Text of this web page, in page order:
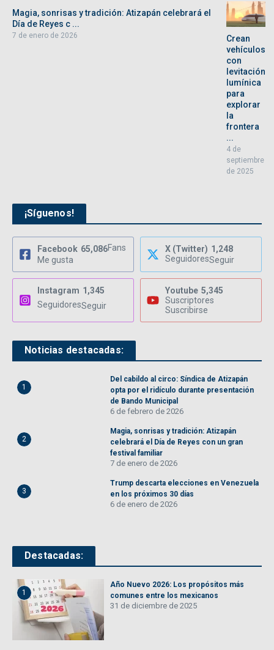
Magia, sonrisas y tradición: Atizapán celebrará el
Día de Reyes c ...
7 de enero de 2026
Crean
vehículos
con
levitación
lumínica
para
explorar
la
frontera
...
4 de
septiembre
de 2025
¡Síguenos!
Facebook 65,086Fans
Me gusta
X (Twitter) 1,248
SeguidoresSeguir
Instagram 1,345
SeguidoresSeguir
Youtube 5,345
Suscriptores
Suscribirse
Noticias destacadas:
1
Del cabildo al circo: Síndica de Atizapán
opta por el ridículo durante presentación
de Bando Municipal
6 de febrero de 2026
2
Magia, sonrisas y tradición: Atizapán
celebrará el Día de Reyes con un gran
festival familiar
7 de enero de 2026
3
Trump descarta elecciones en Venezuela
en los próximos 30 días
6 de enero de 2026
Destacadas:
1
Año Nuevo 2026: Los propósitos más
comunes entre los mexicanos
31 de diciembre de 2025